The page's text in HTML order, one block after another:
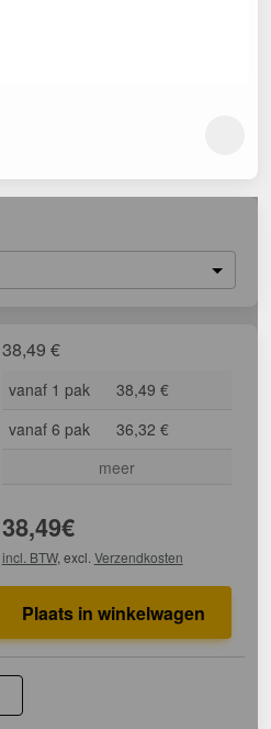
38,49 €
vanaf 1 pak
38,49 €
vanaf 6 pak
36,32 €
meer
38,49€
incl. BTW, excl. Verzendkosten
Plaats in winkelwagen